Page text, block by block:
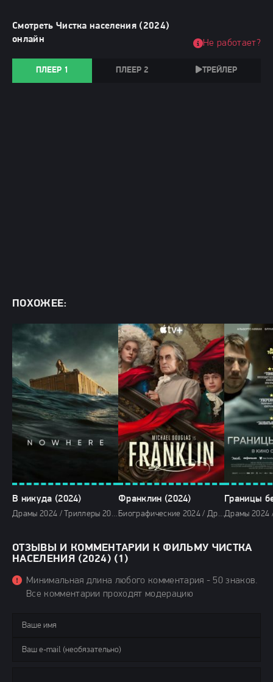
Смотреть Чистка населения (2024)
онлайн
ПЛЕЕР 1 ПЛЕЕР 2 ТРЕЙЛЕР
Не работает?
ПОХОЖЕЕ:
В никуда (2024)
Драмы 2024 / Триллеры 2024 / Зарубежные фильмы 2024 / Новинки кино 2024 / Последние фильмы 2024 / Фильмы весны 2024 / Фильмы 2024 / Смотреть фильмы онлайн
Франклин (2024)
Биографические 2024 / Драмы 2024 / Исторические фильмы 2024 / Сериалы 2024 / Новинки сериалов 2024 / Сериалы 4K / Фильмы 2024 / Сериалы в озвучке TVShows / Сериалы в озвучке HDrezka Studio / Смотреть фильмы онлайн
ОТЗЫВЫ И КОММЕНТАРИИ К ФИЛЬМУ ЧИСТКА
НАСЕЛЕНИЯ (2024) (1)
Минимальная длина любого комментария - 50 знаков.
Все комментарии проходят модерацию